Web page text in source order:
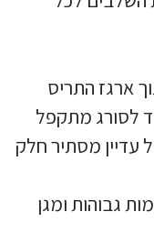
ארגז התריס
לסורג מתקפל
עדיין מסתיר חלק
גבוהות ומגן